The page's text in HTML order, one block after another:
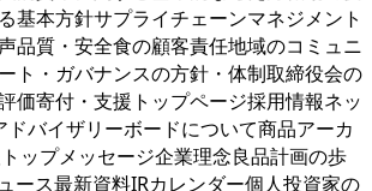
基本方針サプライチェーンマネジメント
品質・安全食の顧客責任地域のコミュニ
ト・ガバナンスの方針・体制取締役会の
価寄付・支援トップページ採用情報ネッ
バイザリーボードについて商品アーカ
ップメッセージ企業理念良品計画の歩
ース最新資料IRカレンダー個人投資家の